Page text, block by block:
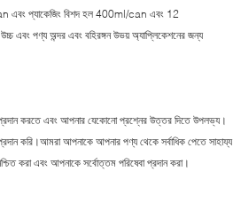
এবং প্যাকেজিং বিশদ হল 400ml/can এবং 12
এবং পণ্য অন্দর এবং বহিরঙ্গন উভয় অ্যাপ্লিকেশনের জন্য
প্রদান করতে এবং আপনার যেকোনো প্রশ্নের উত্তর দিতে উপলভ্য।
করি।আমরা আপনাকে আপনার পণ্য থেকে সর্বাধিক পেতে সাহায্য
করা এবং আপনাকে সর্বোত্তম পরিষেবা প্রদান করা।